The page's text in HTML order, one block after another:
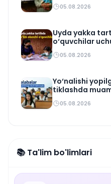
05.08.2026
Uyda yakka
o‘quvchilar
rejasi
05.08.2026
Yo‘nalishi
tiklashda
05.08.2026
📚 Ta'lim bo'limlari